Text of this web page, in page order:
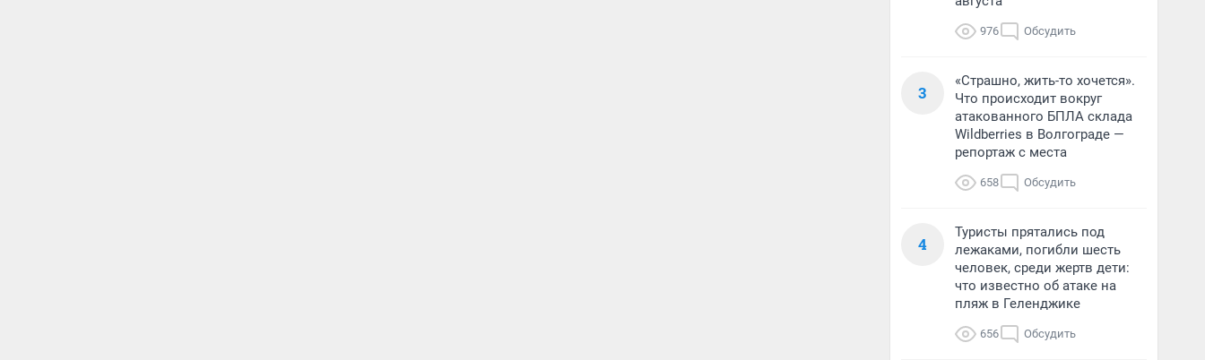
976 Обсудить
3
«Страшно, жить-то хочется».
Что происходит вокруг
атакованного БПЛА склада
Wildberries в Волгограде —
репортаж с места
658 Обсудить
4
Туристы прятались под
лежаками, погибли шесть
человек, среди жертв дети:
что известно об атаке на
пляж в Геленджике
656 Обсудить